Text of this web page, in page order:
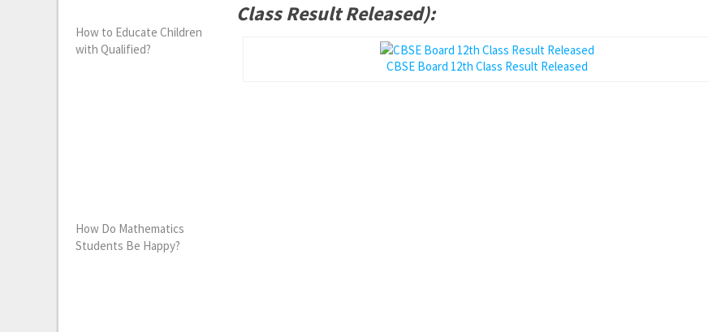
Class Result Released):
CBSE Board 12th Class Result Released
How to Educate Children
with Qualified?
How Do Mathematics
Students Be Happy?